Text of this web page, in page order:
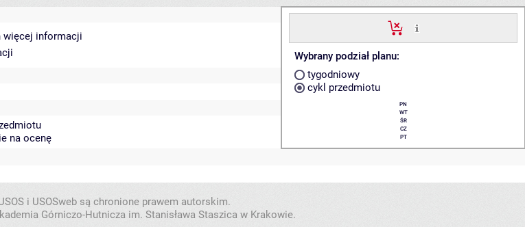
Wybrany podział planu:
tygodniowy
cykl przedmiotu
PN
WT
ŚR
CZ
PT
więcej informacji
na ocenę
i USOSweb są chronione prawem autorskim.
Górniczo-Hutnicza im. Stanisława Staszica w Krakowie.